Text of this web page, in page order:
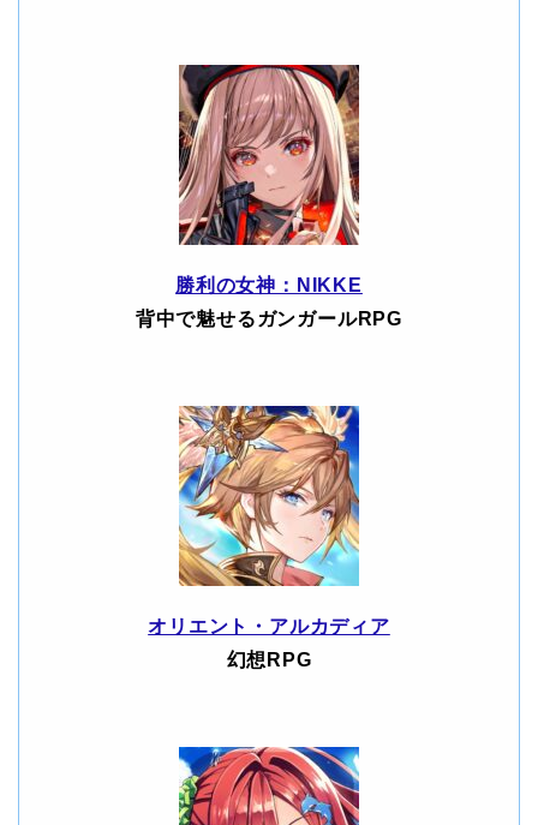
勝利の女神：NIKKE
背中で魅せるガンガールRPG
オリエント・アルカディア
幻想RPG